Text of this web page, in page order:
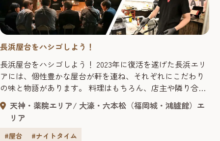
長浜屋台をハシゴしよう！
長浜屋台をハシゴしよう！ 2023年に復活を遂げた長浜エリ
アには、個性豊かな屋台が軒を連ね、それぞれにこだわり
の味と物語があります。 料理はもちろん、店主や隣り合わ
せたお客さんとの出会いも、長浜屋台ならではの魅力。
「次は、あの屋台に行ってみたら？」 店主のそんな一言を
きっかけに、もう一軒、またもう一軒。 店主から店主へ、
人とのつながりをたどる"ハシゴ旅"に出かけてみません
天神・薬院エリア
大濠・六本松（福岡城・鴻臚館）エ
リア
#屋台 #ナイトタイム